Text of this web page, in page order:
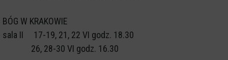
BÓG W KRAKOWIE
sala II 17-19, 21, 22 VI godz. 18.30
26, 28-30 VI godz. 16.30